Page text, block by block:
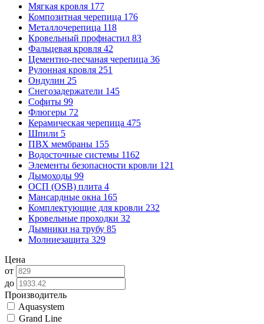
Мягкая кровля 177
Композитная черепица 176
Металлочерепица 118
Кровельный профнастил 83
Фальцевая кровля 42
Цементно-песчаная черепица 36
Рулонная кровля 251
Ондулин 25
Снегозадержатели 145
Софиты 99
Флюгеры 72
Керамическая черепица 475
Шпили 5
ПВХ мембраны 155
Водосточные системы 1162
Элементы безопасности кровли 121
Дымоходы 99
ОСП (OSB) плита 4
Мансардные окна 165
Комплектующие для кровли 232
Кровельные проходки 32
Дымники на трубу 85
Молниезащита 329
Цена
от
до
Производитель
Aquasystem
Grand Line